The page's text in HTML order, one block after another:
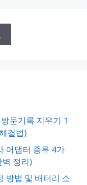
문기록 지우기 1
결법)
어댑터 종류 4가
벽 정리)
방법 및 배터리 소